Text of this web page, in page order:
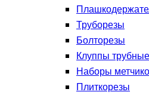
Труборезы
Болторезы
Клуппы трубные
Наборы
Плиткорезы